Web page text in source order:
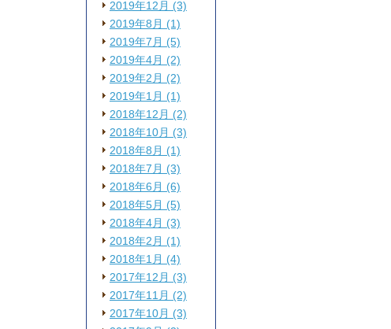
2019年12月 (3)
2019年8月 (1)
2019年7月 (5)
2019年4月 (2)
2019年2月 (2)
2019年1月 (1)
2018年12月 (2)
2018年10月 (3)
2018年8月 (1)
2018年7月 (3)
2018年6月 (6)
2018年5月 (5)
2018年4月 (3)
2018年2月 (1)
2018年1月 (4)
2017年12月 (3)
2017年11月 (2)
2017年10月 (3)